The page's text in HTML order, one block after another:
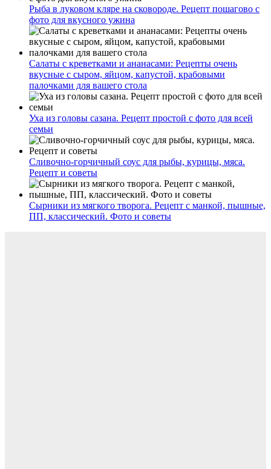
Рыба в луковом кляре на сковороде. Рецепт пошагово с
фото для вкусного ужина
Салаты с креветками и ананасами: Рецепты очень
вкусные с сыром, яйцом, капустой, крабовыми
палочками для вашего стола
Уха из головы сазана. Рецепт простой с фото для всей
семьи
Сливочно-горчичный соус для рыбы, курицы, мяса.
Рецепт и советы
Сырники из мягкого творога. Рецепт с манкой, пышные,
ПП, классический. Фото и советы